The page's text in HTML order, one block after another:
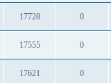
ردود
مشاهدات
0
ردود
17728
مشاهدات
0
ردود
17555
مشاهدات
0
17621